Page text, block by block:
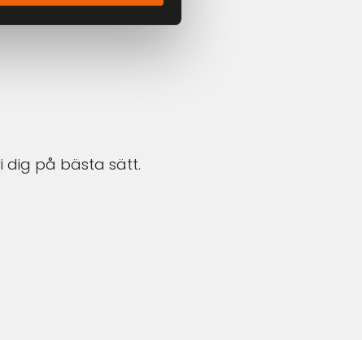
dig på bästa sätt.